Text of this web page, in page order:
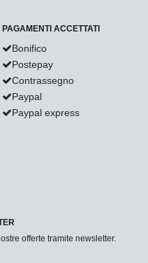
PAGAMENTI ACCETTATI
Bonifico
Postepay
Contrassegno
Paypal
Paypal express
offerte tramite newsletter.